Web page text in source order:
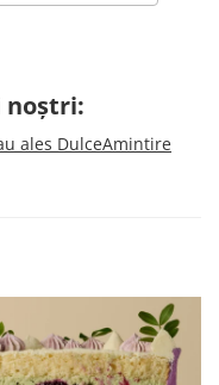
noștri:
ales DulceAmintire